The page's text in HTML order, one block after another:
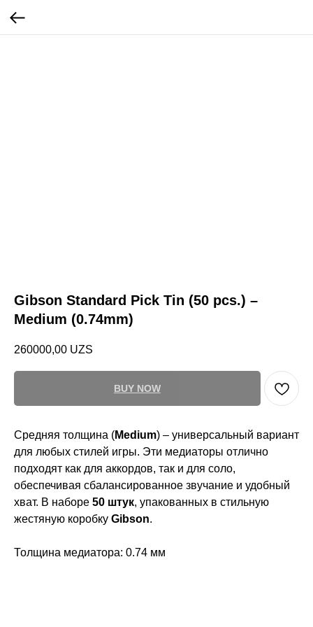
Gibson Standard Pick Tin (50 pcs.) –
Medium (0.74mm)
260000,00 UZS
BUY NOW
Средняя толщина (Medium) – универсальный вариант
для любых стилей игры. Эти медиаторы отлично
подходят как для аккордов, так и для соло,
обеспечивая сбалансированное звучание и удобный
хват. В наборе 50 штук, упакованных в стильную
жестяную коробку Gibson.
Толщина медиатора: 0.74 мм